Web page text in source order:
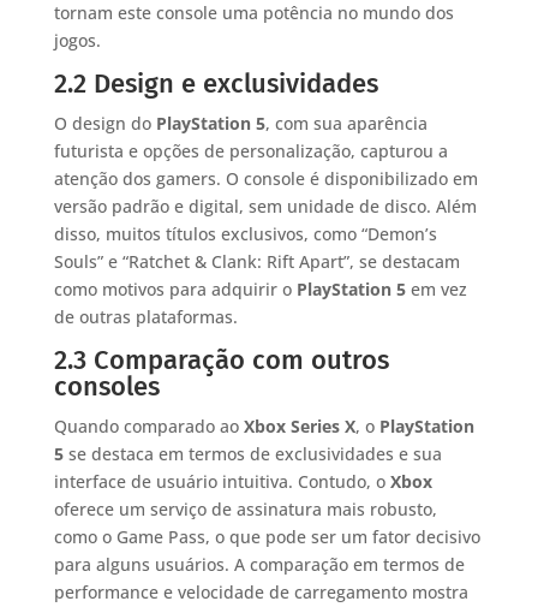
tornam este console uma potência no mundo dos
jogos.
2.2 Design e exclusividades
O design do PlayStation 5, com sua aparência
futurista e opções de personalização, capturou a
atenção dos gamers. O console é disponibilizado em
versão padrão e digital, sem unidade de disco. Além
disso, muitos títulos exclusivos, como “Demon’s
Souls” e “Ratchet & Clank: Rift Apart”, se destacam
como motivos para adquirir o PlayStation 5em vez
de outras plataformas.
2.3 Comparação com outros
consoles
Quando comparado ao Xbox Series X, o PlayStation
5se destaca em termos de exclusividades e sua
interface de usuário intuitiva. Contudo, o Xbox
oferece um serviço de assinatura mais robusto,
como o Game Pass, o que pode ser um fator decisivo
para alguns usuários. A comparação em termos de
performance e velocidade de carregamento mostra